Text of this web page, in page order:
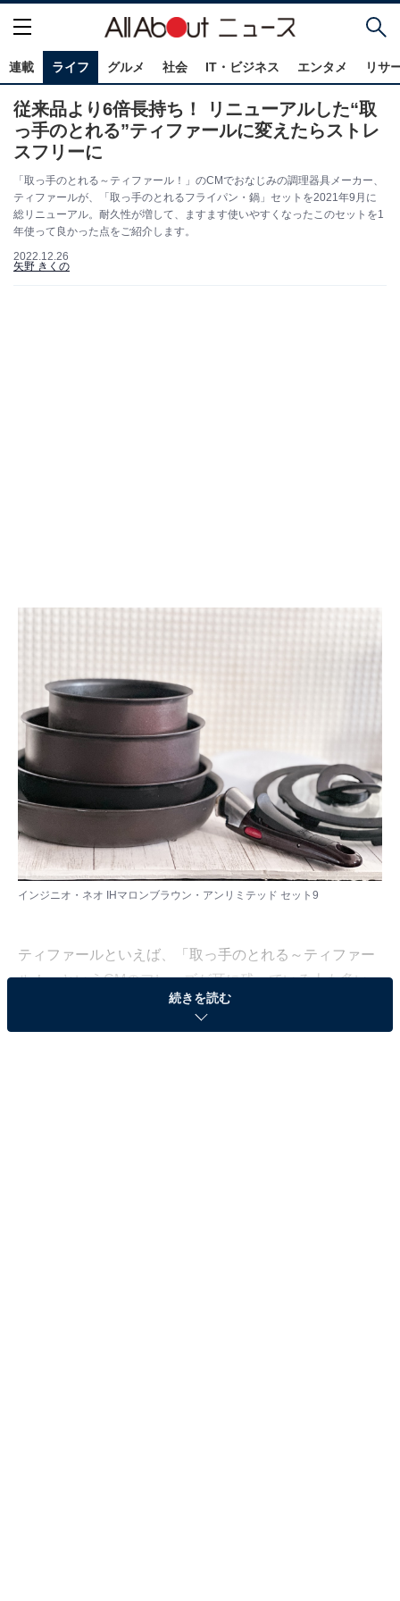
連載 ライフ グルメ 社会 IT・ビジネス エンタメ リサ
従来品より6倍長持ち！ リニューアルした“取
っ手のとれる”ティファールに変えたらストレ
スフリーに
「取っ手のとれる～ティファール！」のCMでおなじみの調理器具メーカー、
ティファールが、「取っ手のとれるフライパン・鍋」セットを2021年9月に
総リニューアル。耐久性が増して、ますます使いやすくなったこのセットを1
年使って良かった点をご紹介します。
2022.12.26
矢野 きくの
インジニオ・ネオ IHマロンブラウン・アンリミテッド セット9
ティファールといえば、「取っ手のとれる～ティファー
ル！」というCMのフレーズが耳に残っている人も多い
のではないでしょうか。そのティファールが、人気製品
「取っ手のとれるフライパン・鍋」セットを2021年9月
続きを読む